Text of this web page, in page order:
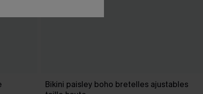
Bikini paisley boho bretelles ajustables